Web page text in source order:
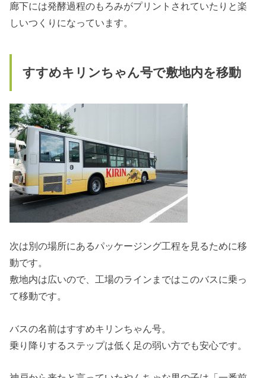
廊下には発酵過程のもろみがプリントされていたりと楽
しいつくりになっています。
すすめキリンちゃん号で敷地内を移動
次は別の場所にあるパッケージング工程を見るために移
動です。
敷地内は広いので、工場のラインまではこのバスに乗っ
て移動です。
バスの名前はすすめキリンちゃん号。
乗り降りするステップは低く足の弱い方でも安心です。